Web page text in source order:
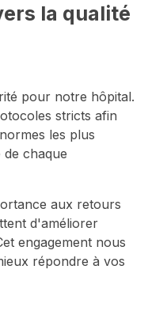
la qualité
pour notre hôpital.
stricts afin
les plus
chaque
aux retours
d'améliorer
engagement nous
répondre à vos